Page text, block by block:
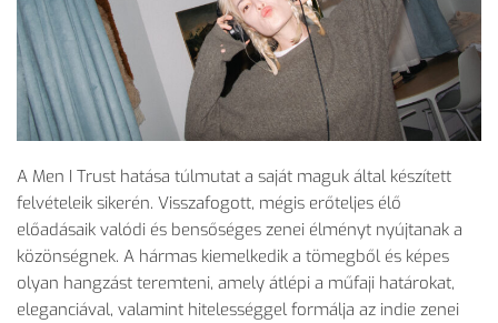
A Men I Trust hatása túlmutat a saját maguk által készített
felvételeik sikerén. Visszafogott, mégis erőteljes élő
előadásaik valódi és bensőséges zenei élményt nyújtanak a
közönségnek. A hármas kiemelkedik a tömegből és képes
olyan hangzást teremteni, amely átlépi a műfaji határokat,
eleganciával, valamint hitelességgel formálja az indie zenei